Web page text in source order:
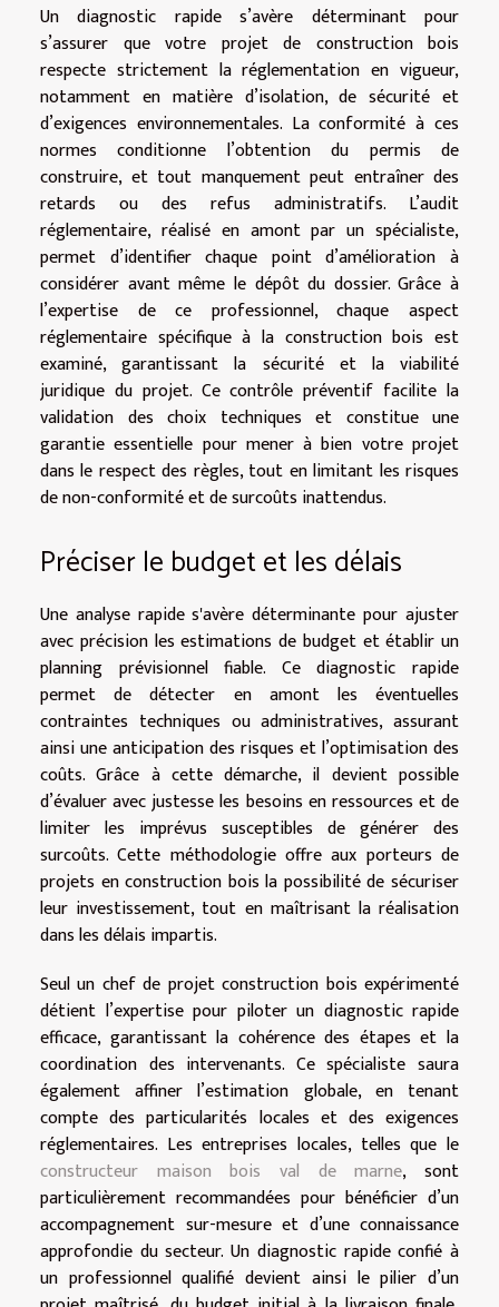
Un diagnostic rapide s’avère déterminant pour
s’assurer que votre projet de construction bois
respecte strictement la réglementation en vigueur,
notamment en matière d’isolation, de sécurité et
d’exigences environnementales. La conformité à ces
normes conditionne l’obtention du permis de
construire, et tout manquement peut entraîner des
retards ou des refus administratifs. L’audit
réglementaire, réalisé en amont par un spécialiste,
permet d’identifier chaque point d’amélioration à
considérer avant même le dépôt du dossier. Grâce à
l’expertise de ce professionnel, chaque aspect
réglementaire spécifique à la construction bois est
examiné, garantissant la sécurité et la viabilité
juridique du projet. Ce contrôle préventif facilite la
validation des choix techniques et constitue une
garantie essentielle pour mener à bien votre projet
dans le respect des règles, tout en limitant les risques
de non-conformité et de surcoûts inattendus.
Préciser le budget et les délais
Une analyse rapide s'avère déterminante pour ajuster
avec précision les estimations de budget et établir un
planning prévisionnel fiable. Ce diagnostic rapide
permet de détecter en amont les éventuelles
contraintes techniques ou administratives, assurant
ainsi une anticipation des risques et l’optimisation des
coûts. Grâce à cette démarche, il devient possible
d’évaluer avec justesse les besoins en ressources et de
limiter les imprévus susceptibles de générer des
surcoûts. Cette méthodologie offre aux porteurs de
projets en construction bois la possibilité de sécuriser
leur investissement, tout en maîtrisant la réalisation
dans les délais impartis.
Seul un chef de projet construction bois expérimenté
détient l’expertise pour piloter un diagnostic rapide
efficace, garantissant la cohérence des étapes et la
coordination des intervenants. Ce spécialiste saura
également affiner l’estimation globale, en tenant
compte des particularités locales et des exigences
réglementaires. Les entreprises locales, telles que le
constructeur maison bois val de marne, sont
particulièrement recommandées pour bénéficier d’un
accompagnement sur-mesure et d’une connaissance
approfondie du secteur. Un diagnostic rapide confié à
un professionnel qualifié devient ainsi le pilier d’un